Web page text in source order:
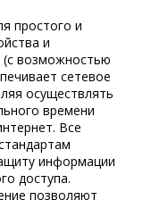
простого и
и
(с возможностью
сетевое
осуществлять
времени
Все
информации
доступа.
позволяют